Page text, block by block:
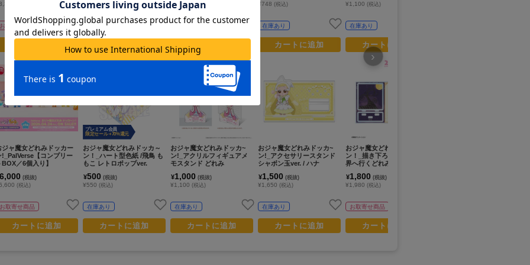
お取寄せ商品
ジャ魔女どれみドッカー
!_PalVerse【コンプリー
BOX／6個入り】
6,000 (税抜)
(税込)
お取寄せ商品
カートに追加
¥1,320(税込)
お取寄せ商品
カートに追加
プレミアム会員
限定セール +70%還元
おジャ魔女どれみドッカ～
ン！_ハート型色紙 /飛鳥 も
もこ レトロポップver.
¥500 (税抜)
¥550(税込)
在庫あり
カートに追加
¥1,320(税込)
カートに追加
おジャ魔女どれみドッカ~
ン!_アクリルフィギュアメ
モスタンド どれみ
¥1,000 (税抜)
¥1,100 (税込)
在庫あり
カートに追加
¥748 (税込)
在庫あり
カートに追加
おジャ魔女どれみドッカ~
ン!_アクセサリースタンド
シャボン玉ver. / ハナ
¥1,500 (税抜)
¥1,650 (税込)
在庫あり
カートに追加
¥1,100 (税込)
在庫あり
カートに追加
おジャ魔女どれみ ドッカ～
ン！_描き下ろし ハナ 魔女
界へ行くどれみたちver. パ
ンド
¥1,800 (税抜)
¥1,980 (税込)
お取寄せ商品
カートに追加
›